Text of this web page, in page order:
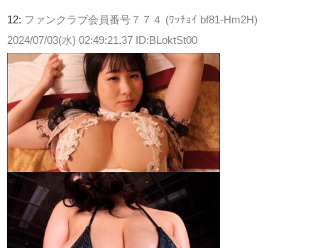
12: ファンクラブ会員番号７７４ (ﾜｯﾁｮｲ bf81-Hm2H)
2024/07/03(水) 02:49:21.37 ID:BLoktSt00